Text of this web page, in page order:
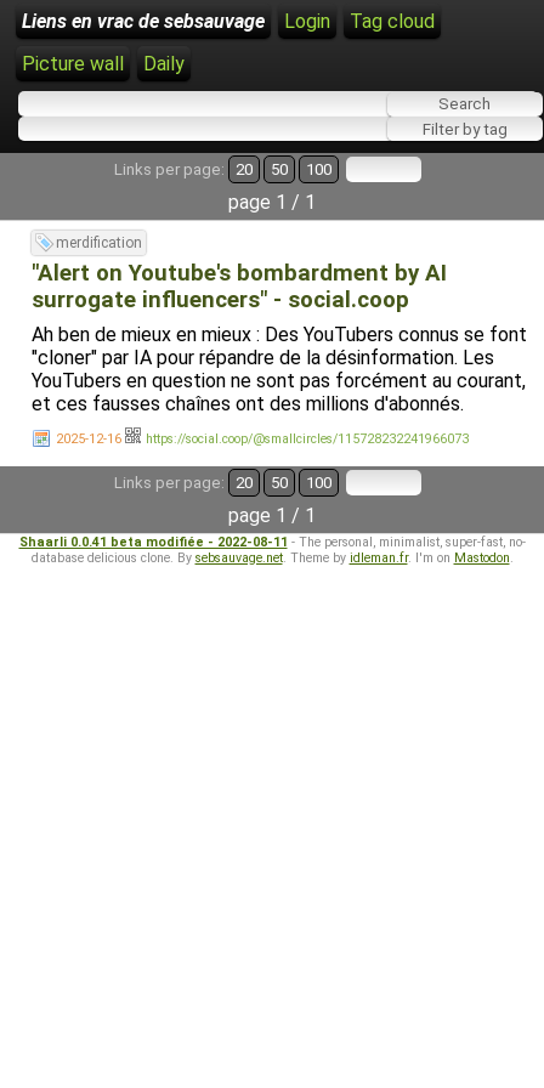
Liens en vrac de sebsauvage Login
Tag cloud
Picture wall
Daily
Links per page: 20 50 100
page 1 / 1
merdification
"Alert on Youtube's bombardment by AI
surrogate influencers" - social.coop
Ah ben de mieux en mieux : Des YouTubers connus se font
"cloner" par IA pour répandre de la désinformation. Les
YouTubers en question ne sont pas forcément au courant,
et ces fausses chaînes ont des millions d'abonnés.
2025-12-16 https://social.coop/@smallcircles/115728232241966073
Links per page: 20 50 100
page 1 / 1
Shaarli 0.0.41 beta modifiée - 2022-08-11 - The personal, minimalist, super-fast, no-
database delicious clone. By sebsauvage.net. Theme by idleman.fr. I'm on Mastodon.